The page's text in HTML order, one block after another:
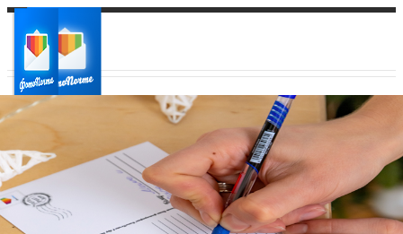
Ваш город:
Ваш регион доставки
Выберите из списка: